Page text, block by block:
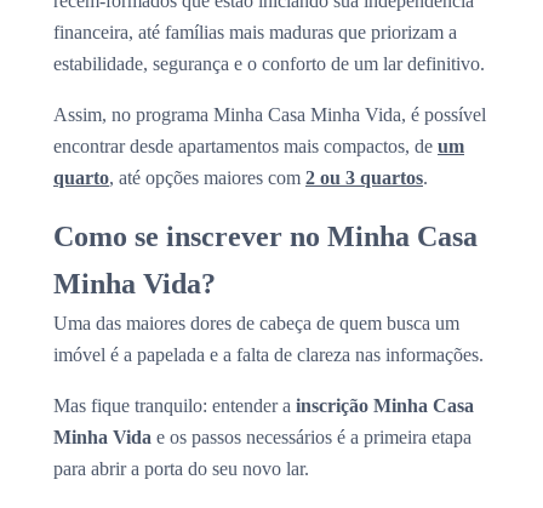
financeira, até famílias mais maduras que priorizam a
estabilidade, segurança e o conforto de um lar definitivo.
Assim, no programa Minha Casa Minha Vida, é possível
encontrar desde apartamentos mais compactos, de um
quarto, até opções maiores com 2 ou 3 quartos.
Como se inscrever no Minha Casa
Minha Vida?
Uma das maiores dores de cabeça de quem busca um
imóvel é a papelada e a falta de clareza nas informações.
Mas fique tranquilo: entender a inscrição Minha Casa
Minha Vida e os passos necessários é a primeira etapa
para abrir a porta do seu novo lar.